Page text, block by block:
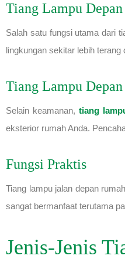
Tiang Lampu
Salah satu fungsi utama dari
lingkungan sekitar lebih
Tiang Lampu
Selain keamanan, tiang
eksterior rumah Anda.
Fungsi Praktis
Tiang lampu jalan depan
sangat bermanfaat terutama
Jenis-Jenis